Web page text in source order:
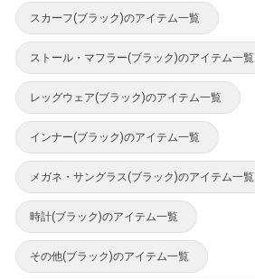
スカーフ(ブラック)のアイテム一覧
ストール・マフラー(ブラック)のアイテム一覧
レッグウェア(ブラック)のアイテム一覧
インナー(ブラック)のアイテム一覧
メガネ・サングラス(ブラック)のアイテム一覧
時計(ブラック)のアイテム一覧
その他(ブラック)のアイテム一覧